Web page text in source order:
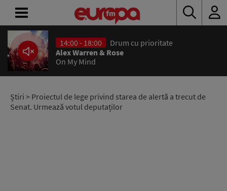
14:00 - 18:00
Drum cu prioritate
Alex Warren & Rose
On My Mind
Știri > Proiectul de lege privind starea de alertă a trecut de
Senat. Urmează votul deputaților
ACASĂ
ȘTIRI
RADIO